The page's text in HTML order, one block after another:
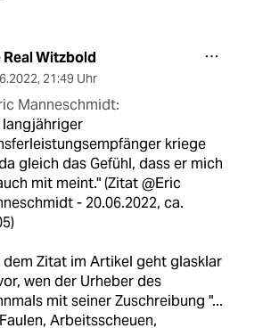
Real Witzbold
, 21:49 Uhr
Manneschmidt:
langjähriger
kriege
gleich das Gefühl, dass er mich
mit meint." (Zitat @Eric
- 20.06.2022, ca.
dem Zitat im Artikel geht glasklar
wen der Urheber des
mit seiner Zuschreibung "...
Arbeitsscheuen,